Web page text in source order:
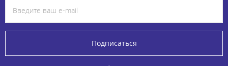
Подписаться